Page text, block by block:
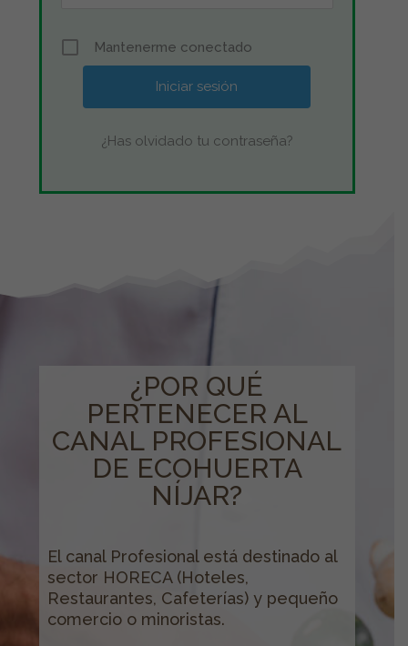
Mantenerme conectado
¿Has olvidado tu contraseña?
¿POR QUÉ
PERTENECER AL
CANAL PROFESIONAL
DE ECOHUERTA
NÍJAR?
El canal Profesional está destinado al
sector HORECA (Hoteles,
Restaurantes, Cafeterías) y pequeño
comercio o minoristas.